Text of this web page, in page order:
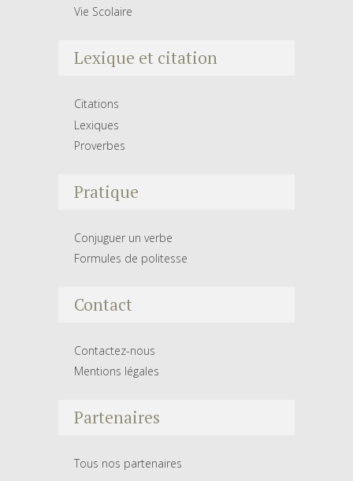
Vie Scolaire
Lexique et citation
Citations
Lexiques
Proverbes
Pratique
Conjuguer un verbe
Formules de politesse
Contact
Contactez-nous
Mentions légales
Partenaires
Tous nos partenaires